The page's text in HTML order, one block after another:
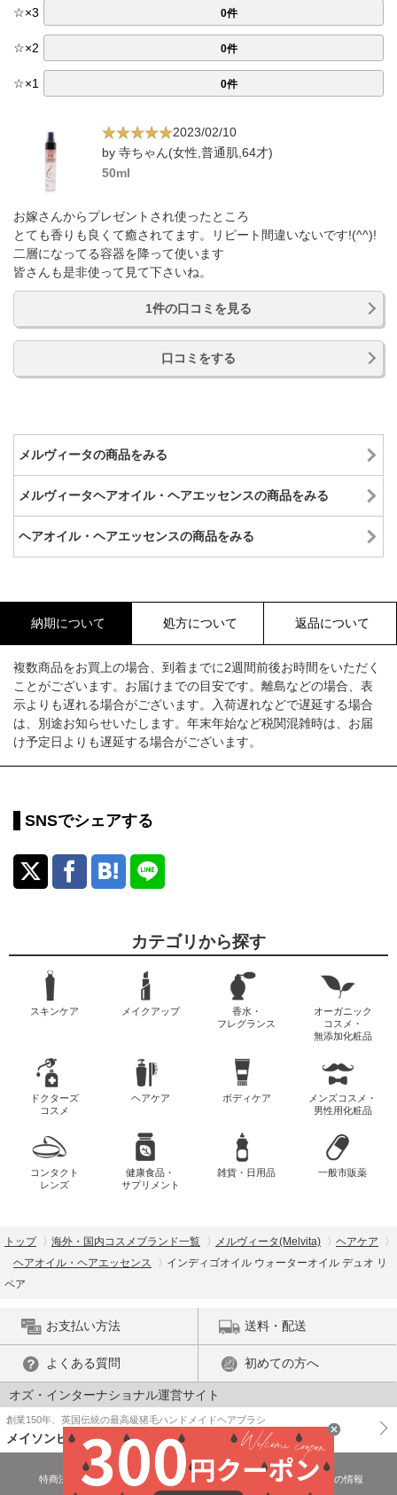
☆×3 0件
☆×2 0件
☆×1 0件
2023/02/10
by 寺ちゃん(女性,普通肌,64才)
50ml
お嫁さんからプレゼントされ使ったところ
とても香りも良くて癒されてます。リピート間違いないです!(^^)!
二層になってる容器を降って使います
皆さんも是非使って見て下さいね。
1件の口コミを見る
口コミをする
メルヴィータの商品をみる
メルヴィータヘアオイル・ヘアエッセンスの商品をみる
ヘアオイル・ヘアエッセンスの商品をみる
納期について 処方について 返品について
複数商品をお買上の場合、到着までに2週間前後お時間をいただく
ことがございます。お届けまでの目安です。離島などの場合、表
示よりも遅れる場合がございます。入荷遅れなどで遅延する場合
は、別途お知らせいたします。年末年始など税関混雑時は、お届
け予定日よりも遅延する場合がございます。
SNSでシェアする
カテゴリから探す
スキンケア メイクアップ
香水・
フレグランス
オーガニック
コスメ・
無添加化粧品
ドクターズ
コスメ
ヘアケア ボディケア
メンズコスメ・
男性用化粧品
コンタクト
レンズ
健康食品・
サプリメント
雑貨・日用品 一般市販薬
トップ 海外・国内コスメブランド一覧 メルヴィータ(Melvita)
ヘアケア
ヘアオイル・ヘアエッセンス
インディゴオイル ウォーターオイル デュオ リ
ペア
お支払い方法 送料・配送
よくある質問 初めての方へ
オズ・インターナショナル運営サイト
創業150年、英国伝統の最高級猪毛ハンドメイドヘアブラシ
メイソンピアソン
特商法に基づく表示 プライバシーポリシー
医薬品販売許可証の情報